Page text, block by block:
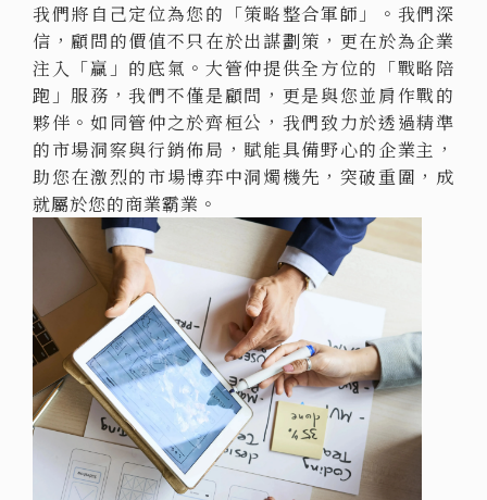
我們將自己定位為您的「策略整合軍師」。我們深
信，顧問的價值不只在於出謀劃策，更在於為企業
注入「贏」的底氣。大管仲提供全方位的「戰略陪
跑」服務，我們不僅是顧問，更是與您並肩作戰的
夥伴。如同管仲之於齊桓公，我們致力於透過精準
的市場洞察與行銷佈局，賦能具備野心的企業主，
助您在激烈的市場博弈中洞燭機先，突破重圍，成
就屬於您的商業霸業。